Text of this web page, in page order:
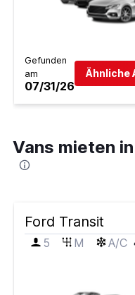
Gefunden
am
07/31/26
Ähnliche
Vans mieten
Ford Transit
5
M A/C